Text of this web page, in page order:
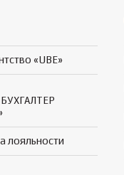
«UBE»
лояльности